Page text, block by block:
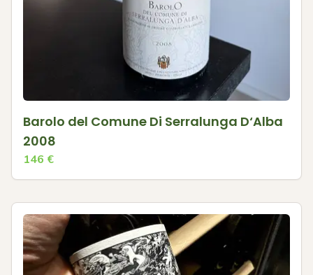
Barolo del Comune Di Serralunga D‘Alba
2008
146 €